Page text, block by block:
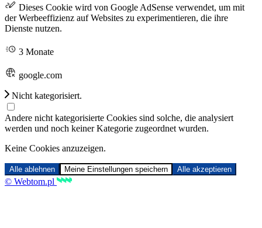
Dieses Cookie wird von Google AdSense verwendet, um mit
der Werbeeffizienz auf Websites zu experimentieren, die ihre
Dienste nutzen.
3 Monate
google.com
Nicht kategorisiert.
Andere nicht kategorisierte Cookies sind solche, die analysiert
werden und noch keiner Kategorie zugeordnet wurden.
Keine Cookies anzuzeigen.
Alle ablehnen Meine Einstellungen speichern Alle akzeptieren
© Webtom.pl